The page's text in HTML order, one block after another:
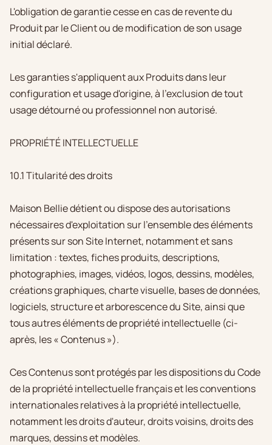
L'obligation de garantie cesse en cas de revente du
Produit par le Client ou de modification de son usage
initial déclaré.
Les garanties s'appliquent aux Produits dans leur
configuration et usage d'origine, à l'exclusion de tout
usage détourné ou professionnel non autorisé.
PROPRIÉTÉ INTELLECTUELLE
10.1 Titularité des droits
Maison Bellie détient ou dispose des autorisations
nécessaires d'exploitation sur l'ensemble des éléments
présents sur son Site Internet, notamment et sans
limitation : textes, fiches produits, descriptions,
photographies, images, vidéos, logos, dessins, modèles,
créations graphiques, charte visuelle, bases de données,
logiciels, structure et arborescence du Site, ainsi que
tous autres éléments de propriété intellectuelle (ci-
après, les « Contenus »).
Ces Contenus sont protégés par les dispositions du Code
de la propriété intellectuelle français et les conventions
internationales relatives à la propriété intellectuelle,
notamment les droits d'auteur, droits voisins, droits des
marques, dessins et modèles.